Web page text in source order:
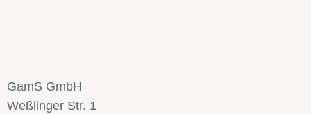
GamS GmbH
Weßlinger Str. 1